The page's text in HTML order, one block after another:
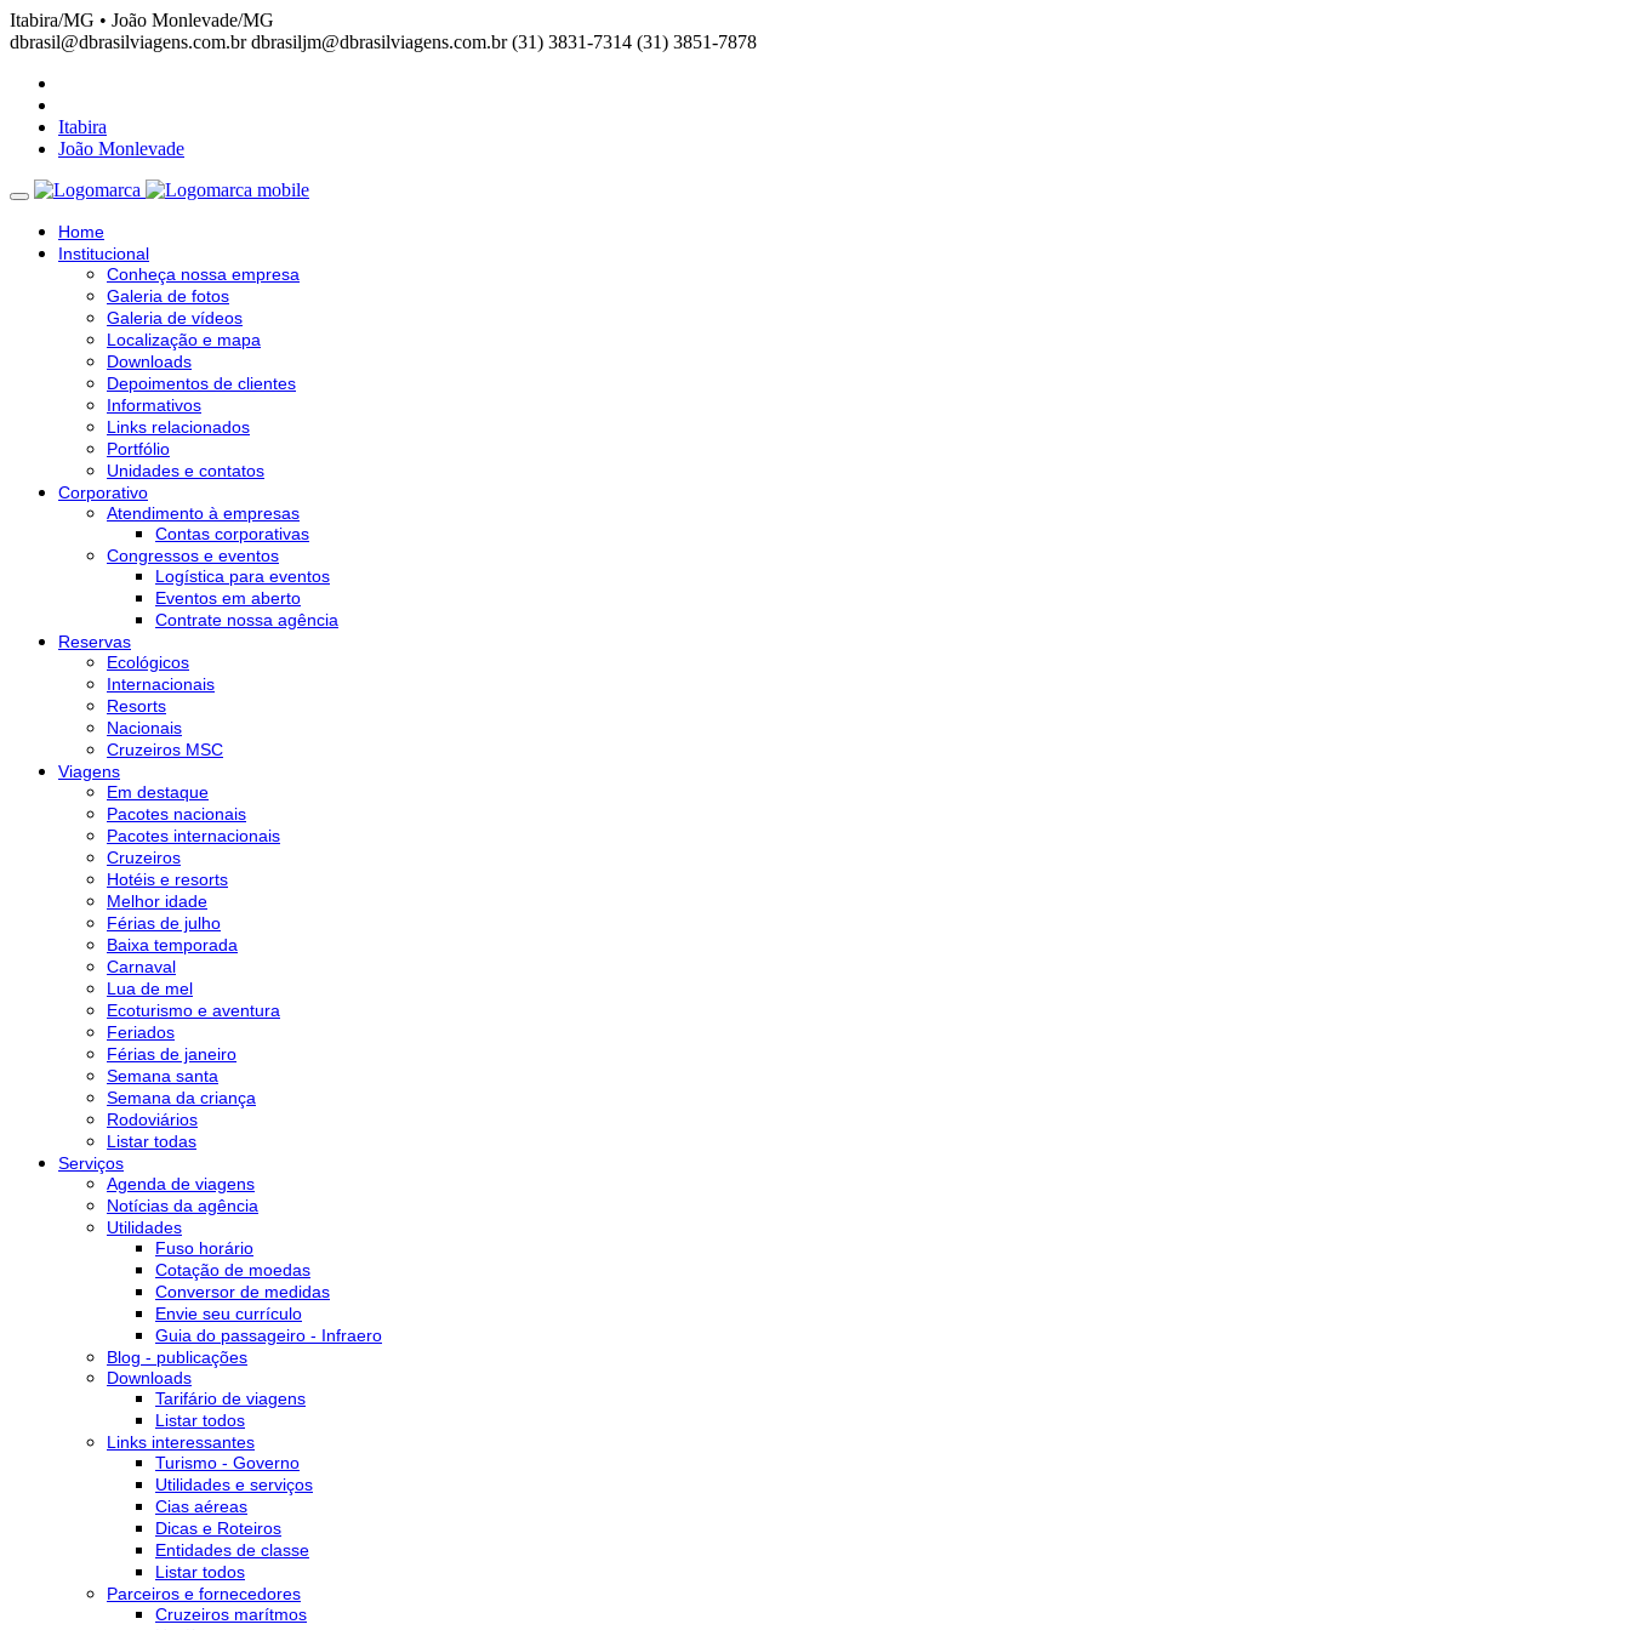
Itabira/MG • João Monlevade/MG
dbrasil@dbrasilviagens.com.br dbrasiljm@dbrasilviagens.com.br (31) 3831-7314 (31) 3851-7878
Itabira
João Monlevade
Home
Institucional
Conheça nossa empresa
Galeria de fotos
Galeria de vídeos
Localização e mapa
Downloads
Depoimentos de clientes
Informativos
Links relacionados
Portfólio
Unidades e contatos
Corporativo
Atendimento à empresas
Contas corporativas
Congressos e eventos
Logística para eventos
Eventos em aberto
Contrate nossa agência
Reservas
Ecológicos
Internacionais
Resorts
Nacionais
Cruzeiros MSC
Viagens
Em destaque
Pacotes nacionais
Pacotes internacionais
Cruzeiros
Hotéis e resorts
Melhor idade
Férias de julho
Baixa temporada
Carnaval
Lua de mel
Ecoturismo e aventura
Feriados
Férias de janeiro
Semana santa
Semana da criança
Rodoviários
Listar todas
Serviços
Agenda de viagens
Notícias da agência
Utilidades
Fuso horário
Cotação de moedas
Conversor de medidas
Envie seu currículo
Guia do passageiro - Infraero
Blog - publicações
Downloads
Tarifário de viagens
Listar todos
Links interessantes
Turismo - Governo
Utilidades e serviços
Cias aéreas
Dicas e Roteiros
Entidades de classe
Listar todos
Parceiros e fornecedores
Cruzeiros marítmos